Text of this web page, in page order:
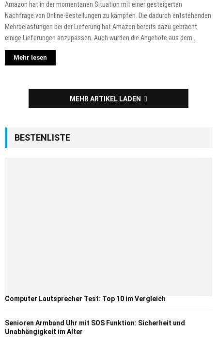
Amazon hat in der momentanen Situation mit einer gesteigerten
Nachfrage von Online-Bestellungen zu kämpfen. Die dadurch entstehenden
Mehrbelastungen bei der Lieferung hat Amazon bereits dazu gebracht
einige Lieferungen anzupassen. Auch wurden die Angebote aus dem...
Mehr lesen
MEHR ARTIKEL LADEN
BESTENLISTE
Computer Lautsprecher Test: Top 10 im Vergleich
Senioren Armband Uhr mit SOS Funktion: Sicherheit und
Unabhängigkeit im Alter